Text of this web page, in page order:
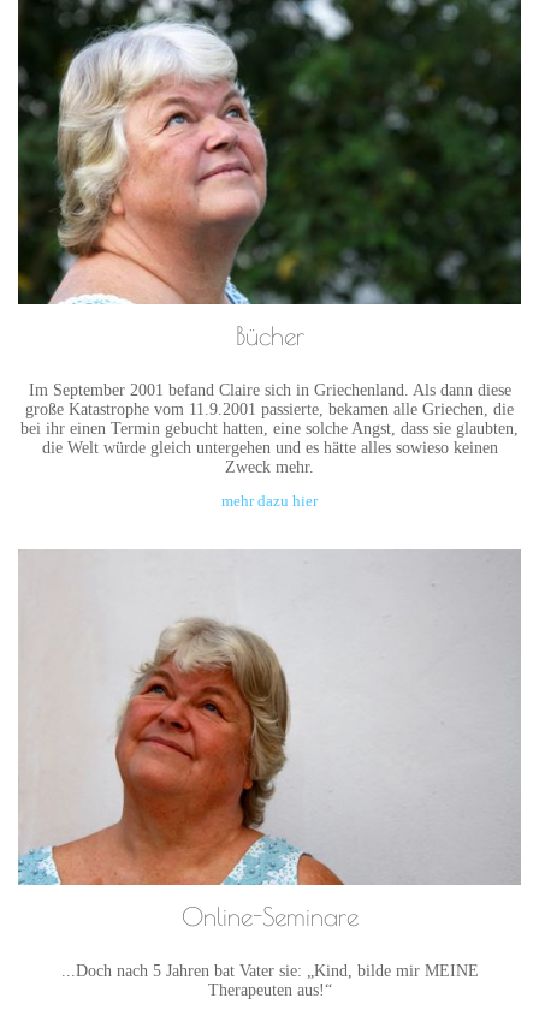
Bücher
Im September 2001 befand Claire sich in Griechenland. Als dann diese
große Katastrophe vom 11.9.2001 passierte, bekamen alle Griechen, die
bei ihr einen Termin gebucht hatten, eine solche Angst, dass sie glaubten,
die Welt würde gleich untergehen und es hätte alles sowieso keinen
Zweck mehr.
mehr dazu hier
Online-Seminare
...Doch nach 5 Jahren bat Vater sie: „Kind, bilde mir MEINE
Therapeuten aus!“